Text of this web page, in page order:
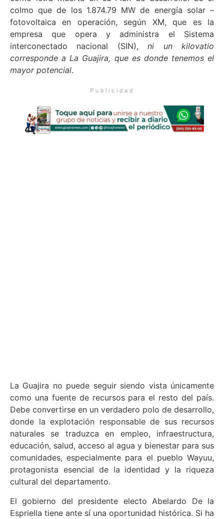
colmo que de los 1.874.79 MW de energía solar –
fotovoltaica en operación, según XM, que es la
empresa que opera y administra el Sistema
interconectado nacional (SIN),ni un kilovatio
corresponde a La Guajira, que es donde tenemos el
mayor potencial.
Publicidad
La Guajira no puede seguir siendo vista únicamente
como una fuente de recursos para el resto del país.
Debe convertirse en un verdadero polo de desarrollo,
donde la explotación responsable de sus recursos
naturales se traduzca en empleo, infraestructura,
educación, salud, acceso al agua y bienestar para sus
comunidades, especialmente para el pueblo Wayuu,
protagonista esencial de la identidad y la riqueza
cultural del departamento.
El gobierno del presidente electo Abelardo De la
Espriella tiene ante sí una oportunidad histórica. Si ha